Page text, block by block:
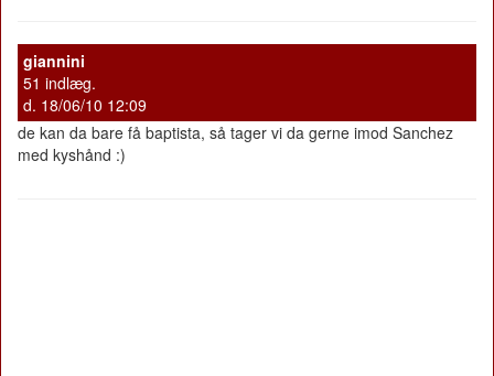
giannini
51 indlæg.
d. 18/06/10 12:09
de kan da bare få baptista, så tager vi da gerne imod Sanchez
med kyshånd :)